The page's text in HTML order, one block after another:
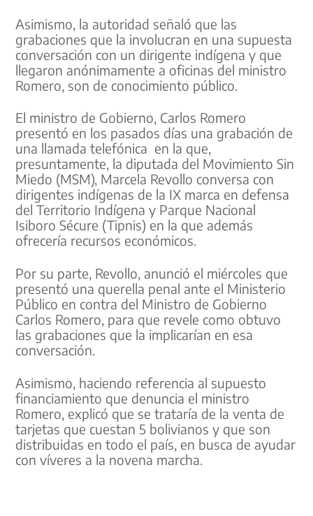
Asimismo, la autoridad señaló que las
grabaciones que la involucran en una supuesta
conversación con un dirigente indígena y que
llegaron anónimamente a oficinas del ministro
Romero, son de conocimiento público.
El ministro de Gobierno, Carlos Romero
presentó en los pasados días una grabación de
una llamada telefónica en la que,
presuntamente, la diputada del Movimiento Sin
Miedo (MSM), Marcela Revollo conversa con
dirigentes indígenas de la IX marca en defensa
del Territorio Indígena y Parque Nacional
Isiboro Sécure (Tipnis) en la que además
ofrecería recursos económicos.
Por su parte, Revollo, anunció el miércoles que
presentó una querella penal ante el Ministerio
Público en contra del Ministro de Gobierno
Carlos Romero, para que revele como obtuvo
las grabaciones que la implicarían en esa
conversación.
Asimismo, haciendo referencia al supuesto
financiamiento que denuncia el ministro
Romero, explicó que se trataría de la venta de
tarjetas que cuestan 5 bolivianos y que son
distribuidas en todo el país, en busca de ayudar
con víveres a la novena marcha.